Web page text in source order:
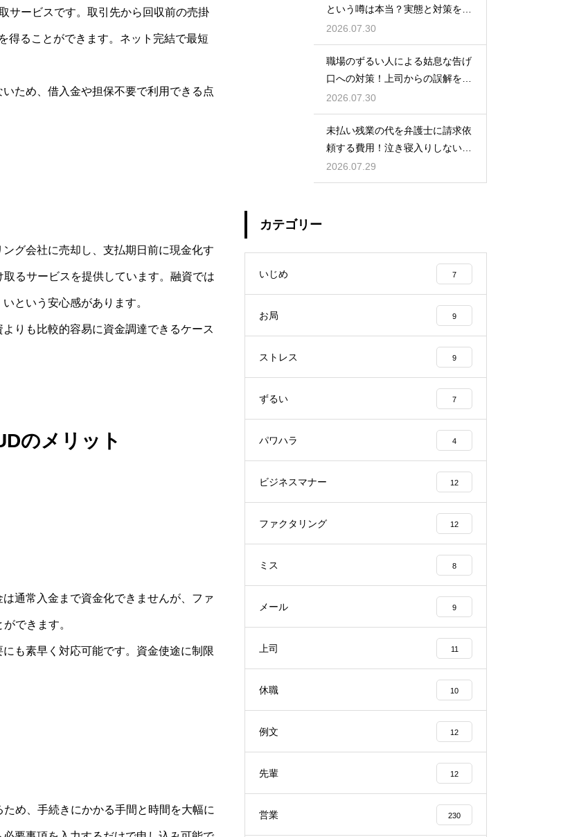
サービスです。取引先から回収前の売掛
得ることができます。ネット完結で最短
ため、借入金や担保不要で利用できる点
グ会社に売却し、支払期日前に現金化す
るサービスを提供しています。融資では
という安心感があります。
りも比較的容易に資金調達できるケース
のメリット
通常入金まで資金化できませんが、ファ
できます。
も素早く対応可能です。資金使途に制限
め、手続きにかかる手間と時間を大幅に
という噂は本当？実態と対策を徹
底解説
2026.07.30
職場のずるい人による姑息な告げ
口への対策！上司からの誤解を解
いて自分の身の潔白を証明する手
順
2026.07.30
未払い残業の代を弁護士に請求依
頼する費用！泣き寝入りしないた
めの知識
2026.07.29
カテゴリー
いじめ 7
お局 9
ストレス 9
ずるい 7
パワハラ 4
ビジネスマナー 12
ファクタリング 12
ミス 8
メール 9
上司 11
休職 10
例文 12
先輩 12
営業 230